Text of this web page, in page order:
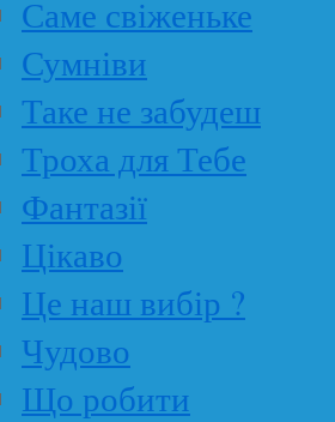
Саме свіженьке
Сумніви
Таке не забудеш
Троха для Тебе
Фантазії
Цікаво
Це наш вибір ?
Чудово
Що робити